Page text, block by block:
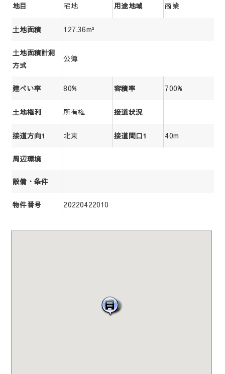
地目 宅地 用途地域 商業
土地面積 127.36m²
土地面積計測
方式
公簿
建ぺい率 80% 容積率 700%
土地権利 所有権 接道状況
接道方向1 北東 接道間口1 40m
周辺環境
設備・条件
物件番号 20220422010